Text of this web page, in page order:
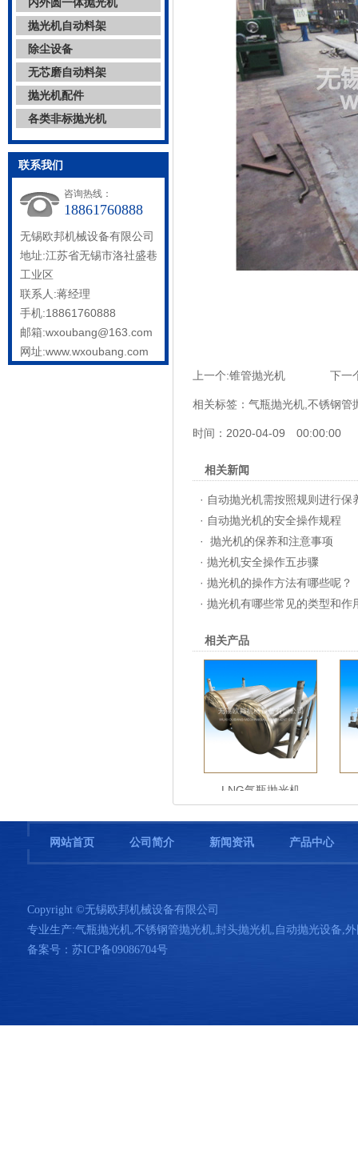
抛光机自动料架
除尘设备
无芯磨自动料架
抛光机配件
各类非标抛光机
联系我们
咨询热线：
18861760888
无锡欧邦机械设备有限公司
地址:江苏省无锡市洛社盛巷
工业区
联系人:蒋经理
手机:18861760888
邮箱:wxoubang@163.com
网址:www.wxoubang.com
上一个:锥管抛光机 下一
相关标签： 气瓶抛光机 不锈钢管
时间：2020-04-09 00:00:00
相关新闻
· 自动抛光机需按照规则进行保
· 自动抛光机的安全操作规程
·
抛光机的保养和注意事项
· 抛光机安全操作五步骤
· 抛光机的操作方法有哪些呢？
· 抛光机有哪些常见的类型和作
相关产品
LNG气瓶抛光机
网站首页 公司简介 新闻资讯 产品中心
Copyright ©无锡欧邦机械设备有限公司
专业生产:气瓶抛光机,不锈钢管抛光机,封头抛光机, 自动抛光设备,
备案号： 苏ICP备09086704号